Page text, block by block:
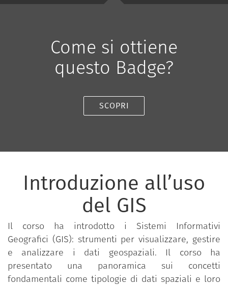
Come si ottiene
questo Badge?
SCOPRI
Introduzione all’uso
del GIS
Il corso ha introdotto i Sistemi Informativi
Geografici (GIS): strumenti per visualizzare, gestire
e analizzare i dati geospaziali. Il corso ha
presentato una panoramica sui concetti
fondamentali come tipologie di dati spaziali e loro